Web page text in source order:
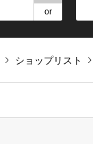
or
ショップリスト